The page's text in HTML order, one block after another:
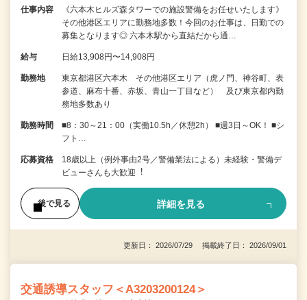
仕事内容
《六本木ヒルズ森タワーでの施設警備をお任せいたします》
その他港区エリアに勤務地多数！今回のお仕事は、日勤での
募集となります◎ 六本木駅から直結だから通…
給与 日給13,908円〜14,908円
勤務地
東京都港区六本木 その他港区エリア（虎ノ門、神谷町、表
参道、麻布十番、赤坂、青山一丁目など） 及び東京都内勤
務地多数あり
勤務時間
■8：30～21：00（実働10.5h／休憩2h） ■週3日～OK！ ■シ
フト…
応募資格
18歳以上（例外事由2号／警備業法による）未経験・警備デ
ビューさんも⼤歓迎︕
後で見る 詳細を見る
更新日： 2026/07/29 掲載終了日： 2026/09/01
交通誘導スタッフ＜A3203200124＞